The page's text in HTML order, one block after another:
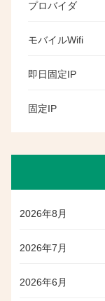
プロバイダ
モバイルWifi
即日固定IP
固定IP
2026年8月
2026年7月
2026年6月